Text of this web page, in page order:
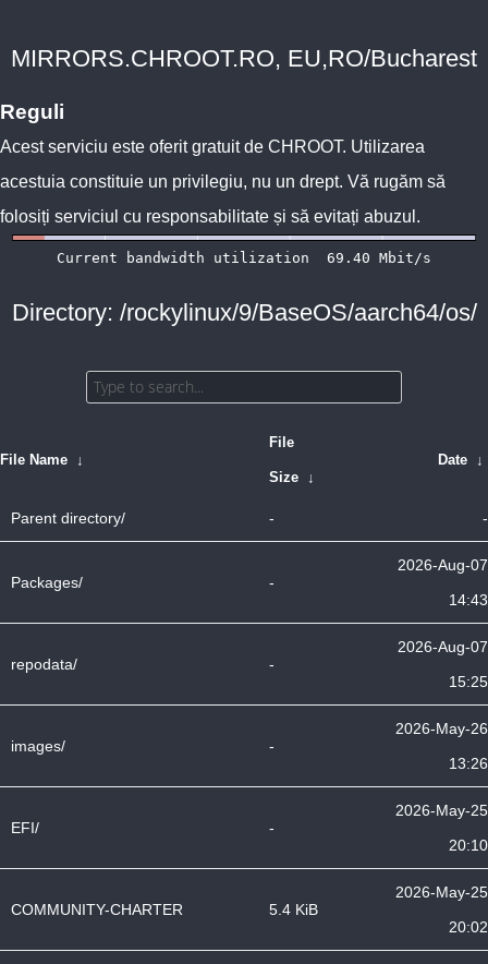
MIRRORS.CHROOT.RO, EU,RO/Bucharest
Reguli
Acest serviciu este oferit gratuit de CHROOT. Utilizarea
acestuia constituie un privilegiu, nu un drept. Vă rugăm să
folosiți serviciul cu responsabilitate și să evitați abuzul.
Directory: /rockylinux/9/BaseOS/aarch64/os/
File Name ↓
File
Size ↓
Date ↓
Parent directory/ - -
Packages/ -
2026-Aug-07
14:43
repodata/ -
2026-Aug-07
15:25
images/ -
2026-May-26
13:26
EFI/ -
2026-May-25
20:10
COMMUNITY-CHARTER 5.4 KiB
2026-May-25
20:02